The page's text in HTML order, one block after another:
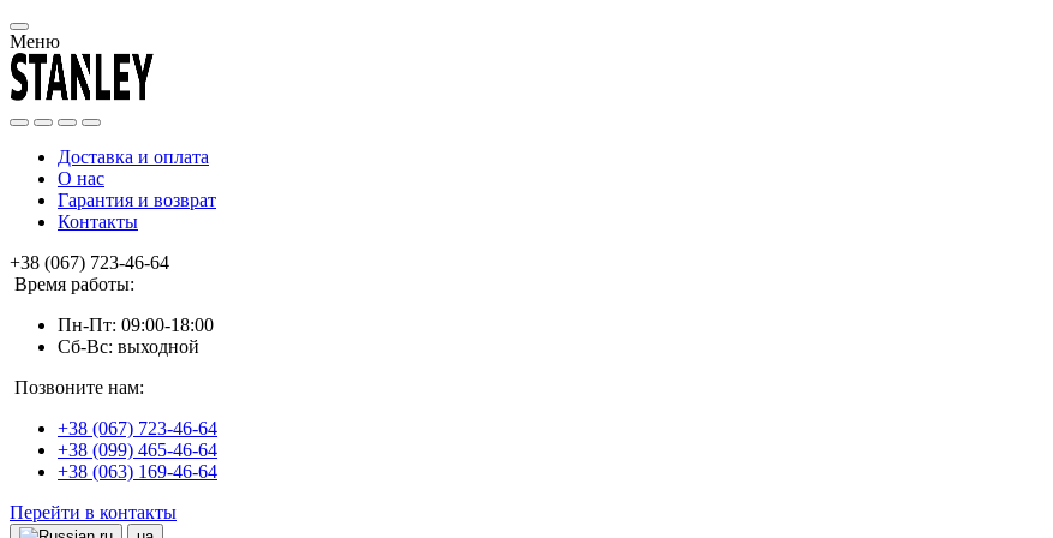
Меню
Доставка и оплата
О нас
Гарантия и возврат
Контакты
+38 (067) 723-46-64
Время работы:
Пн-Пт: 09:00-18:00
Сб-Вс: выходной
Позвоните нам:
+38 (067) 723-46-64
+38 (099) 465-46-64
+38 (063) 169-46-64
Перейти в контакты